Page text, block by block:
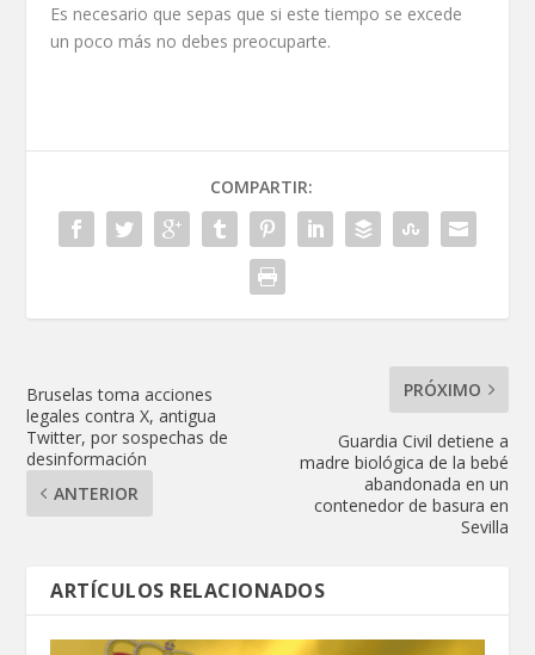
Es necesario que sepas que si este tiempo se excede
un poco más no debes preocuparte.
COMPARTIR:
Bruselas toma acciones
legales contra X, antigua
Twitter, por sospechas de
desinformación
ANTERIOR
PRÓXIMO
Guardia Civil detiene a
madre biológica de la bebé
abandonada en un
contenedor de basura en
Sevilla
ARTÍCULOS RELACIONADOS